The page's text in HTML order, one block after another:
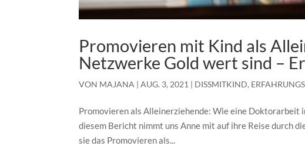
Promovieren mit Kind als
Netzwerke Gold wert sind –
VON MAJANA |AUG. 3, 2021 | DISSMITKIND,
Promovieren als Alleinerziehende: Wie eine
diesem Bericht nimmt uns Anne mit auf ihre Reise durch
sie das Promovieren als...